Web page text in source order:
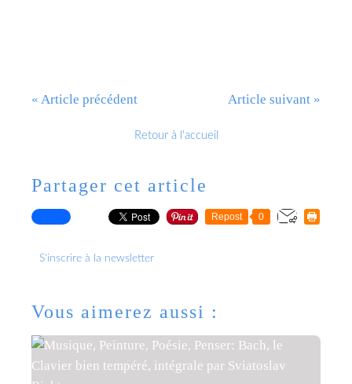
« Article précédent Article suivant »
Retour à l'accueil
Partager cet article
Repost 0
S'inscrire à la newsletter
Vous aimerez aussi :